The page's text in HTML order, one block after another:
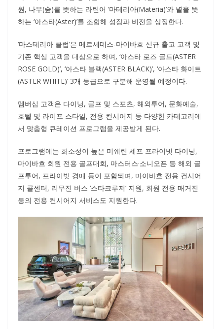
원, 나무(숲)를 뜻하는 라틴어 ‘마테리아(Materia)’와 별을 뜻
하는 ‘아스타(Aster)’를 조합해 성장과 비전을 상징한다.
‘마스테리아 클럽’은 메르세데스-마이바흐 신규 출고 고객 및
기존 핵심 고객을 대상으로 하며, ‘아스타 로즈 골드(ASTER
ROSE GOLD)’, ‘아스타 블랙(ASTER BLACK)’, ‘아스타 화이트
(ASTER WHITE)’ 3개 등급으로 구분해 운영될 예정이다.
멤버십 고객은 다이닝, 골프 및 스포츠, 해외투어, 문화예술,
호텔 및 라이프 스타일, 전용 컨시어지 등 다양한 카테고리에
서 맞춤형 큐레이션 프로그램을 제공받게 된다.
프로그램에는 희소성이 높은 미쉐린 셰프 프라이빗 다이닝,
마이바흐 회원 전용 골프대회, 마스터스·소니오픈 등 해외 골
프투어, 프라이빗 경매 등이 포함되며, 마이바흐 전용 컨시어
지 콜센터, 리무진 버스 ‘스타크루저’ 지원, 회원 전용 매거진
등의 전용 컨시어지 서비스도 지원한다.